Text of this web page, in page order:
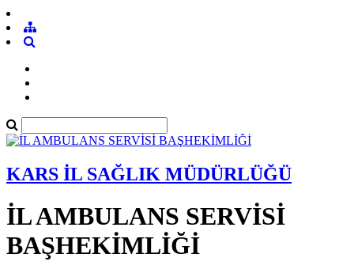
KARS İL SAĞLIK MÜDÜRLÜĞÜ
İL AMBULANS SERVİSİ
BAŞHEKİMLİĞİ